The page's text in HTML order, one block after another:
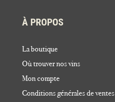
À PROPOS
La boutique
Où trouver nos vins
Mon compte
Conditions générales de ventes